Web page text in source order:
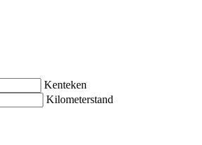
Kenteken
Kilometerstand